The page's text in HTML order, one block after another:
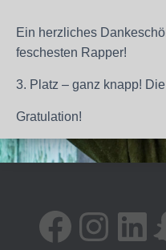
Ein herzliches
feschesten Rapper!
3. Platz – ganz knapp!
Gratulation!
FACEBOOK INSTAGRAM